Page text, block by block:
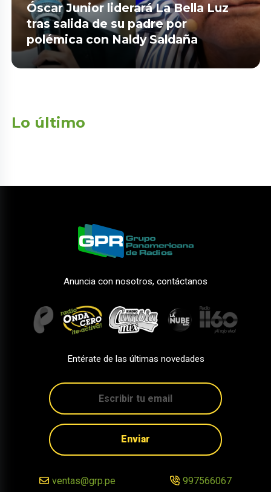
Óscar Junior liderará La Bella Luz
tras salida de su padre por
polémica con Naldy Saldaña
Lo último
Anuncia con nosotros, contáctanos
Entérate de las últimas novedades
Enviar
ventas@grp.pe 997566067